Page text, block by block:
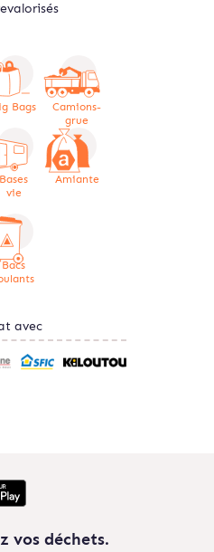
Bags
Camions-
grue
Bases
vie
Amiante
Bacs
avec
vos déchets.